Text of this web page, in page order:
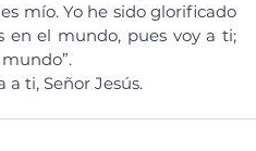
mío. Yo he sido glorificado
en el mundo, pues voy a ti;
a ti, Señor Jesús.